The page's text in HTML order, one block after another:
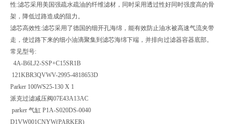
性:滤芯采用美国强疏水疏油的纤维滤材，同时采用透过性好同时强度高的骨
架，降低过路造成的阻力。
滤芯高效性:滤芯采用了德国的细开孔海绵，能有效防止油水被高速气流夹带
走，使过路下来的细小油滴聚集到滤芯海绵下端，并排向过滤器容器底部。
常见型号:
4A-B6LJ2-SSP+C15SR1B
121KBR3QVWV-2995-4818653D
Parker 100WS25-130 X 1
派克过滤减压阀07E43A13AC
parker 气缸 P1A-S020DS-0040
D1VW001CNYW(PARKER)